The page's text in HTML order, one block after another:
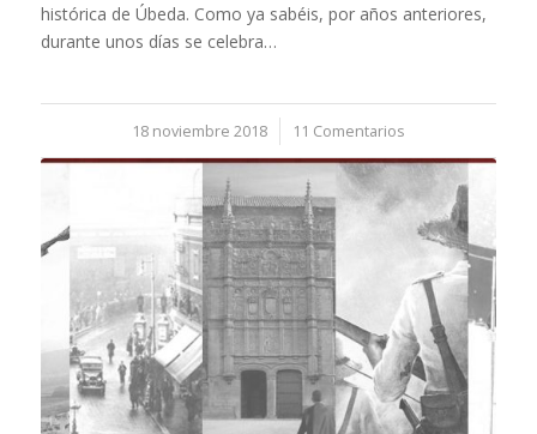
histórica de Úbeda. Como ya sabéis, por años anteriores,
durante unos días se celebra…
18 noviembre 2018
/ 11 Comentarios